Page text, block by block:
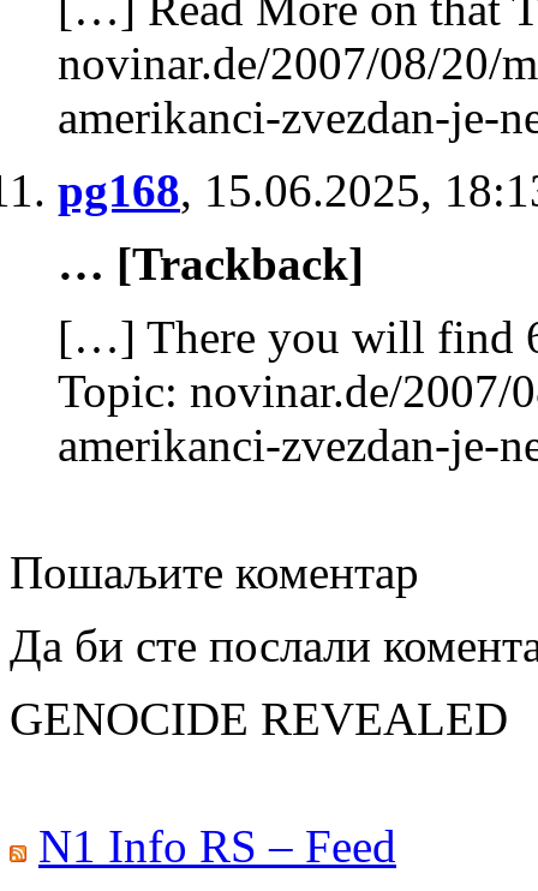
novinar.de/2007/08/20/
amerikanci-zvezdan-
pg168, 15.06.2025,
… [Trackback]
[…] There you will find
Topic: novinar.de/
amerikanci-zvezdan-
Пошаљите коментар
Да би сте послали
GENOCIDE REVEALED
N1 Info RS – Feed